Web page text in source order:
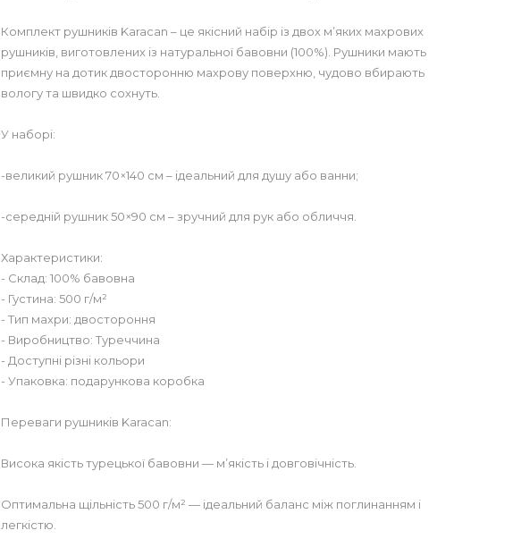
Комплект рушників Karacan – це якісний набір із двох м’яких махрових
рушників, виготовлених із натуральної бавовни (100%). Рушники мають
приємну на дотик двосторонню махрову поверхню, чудово вбирають
вологу та швидко сохнуть.
У наборі:
-великий рушник 70×140 см – ідеальний для душу або ванни;
-середній рушник 50×90 см – зручний для рук або обличчя.
Характеристики:
- Склад: 100% бавовна
- Густина: 500 г/м²
- Тип махри: двостороння
- Виробництво: Туреччина
- Доступні різні кольори
- Упаковка: подарункова коробка
Переваги рушників Karacan:
Висока якість турецької бавовни — м’якість і довговічність.
Оптимальна щільність 500 г/м² — ідеальний баланс між поглинанням і
легкістю.